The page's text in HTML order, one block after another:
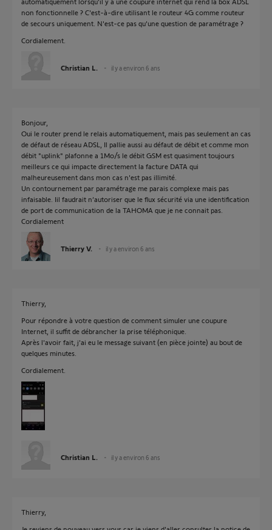
non fonctionnelle ? C'est-à-dire utilisant le routeur 4G comme routeur
de secours uniquement. N'est-ce pas qu'une question de paramétrage ?
Cordialement.
Christian L. il y a environ 6 ans
Bonjour,
Oui le router prend le relais automatiquement, mais pas seulement an cas
de défaut de réseau ADSL, Il pallie aussi au défaut de débit et comme mon
débit "uplink" plafonne a 1Mo/s le débit GSM est quasiment toujours
meilleurs ce qui impacte directement la facture DATA qui
malheureusement dans mon cas n'est pas illimité.
Un contournement par paramétrage me parais complexe mais pas
infaisable. Iil faudrait n’autoriser que le flux sécurité via une identification
de port de communication de la TAHOMA que je ne connait pas.
Cordialement
Thierry V. il y a environ 6 ans
Thierry,
Pour répondre à votre question de comment simuler une coupure
Internet, il suffit de débrancher la prise téléphonique.
Après l'avoir fait, j'ai eu le message suivant (en pièce jointe) au bout de
quelques minutes.
Cordialement.
Christian L. il y a environ 6 ans
Thierry,